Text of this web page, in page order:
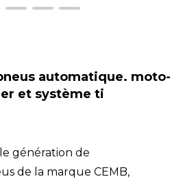
automatique. moto-
et système ti
génération de
de la marque CEMB,